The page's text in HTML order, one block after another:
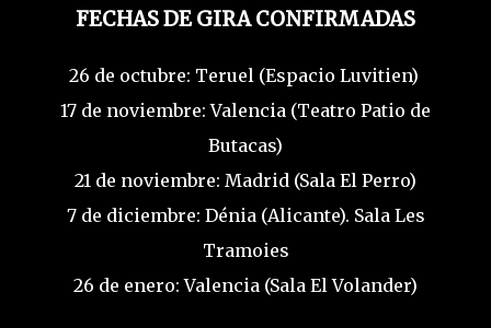
FECHAS DE GIRA CONFIRMADAS
⁠26 de octubre: Teruel (Espacio Luvitien)
17 de noviembre: Valencia (Teatro Patio de
Butacas)
21 de noviembre: Madrid (Sala El Perro)
7 de diciembre: Dénia (Alicante). Sala Les
Tramoies
26 de enero: Valencia (Sala El Volander)